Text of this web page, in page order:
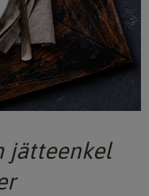
jätteenkel